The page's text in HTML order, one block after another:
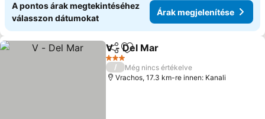
A pontos árak megtekintéséhez
válasszon dátumokat
Árak megjelenítése
Megosztás
Hozzáadás a kedvencekhez
V - Del Mar
3 Kategória
/
Még nincs értékelve
Vrachos, 17.3 km-re innen: Kanali